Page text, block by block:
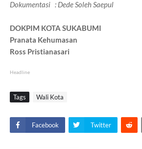
Dokumentasi : Dede Soleh Saepul
DOKPIM KOTA SUKABUMI
Pranata Kehumasan
Ross Pristianasari
Headline
Tags Wali Kota
Facebook Twitter